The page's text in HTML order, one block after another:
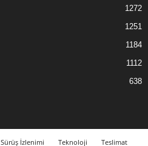
1272
1251
1184
1112
638
Sürüş İzlenimi Teknoloji Teslimat